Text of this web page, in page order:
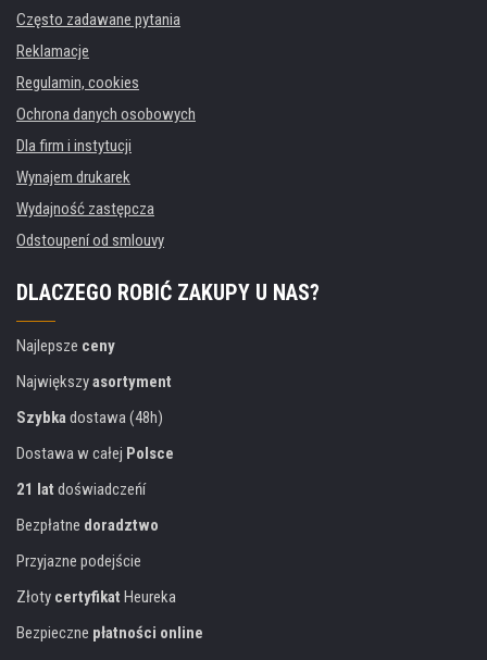
Często zadawane pytania
Reklamacje
Regulamin, cookies
Ochrona danych osobowych
Dla firm i instytucji
Wynajem drukarek
Wydajność zastępcza
Odstoupení od smlouvy
DLACZEGO ROBIĆ ZAKUPY U NAS?
Najlepsze ceny
Największyasortyment
Szybkadostawa (48h)
Dostawa w całej Polsce
21 lat doświadczeńí
Bezpłatne doradztwo
Przyjazne podejście
Złoty certyfikat Heureka
Bezpieczne płatności online